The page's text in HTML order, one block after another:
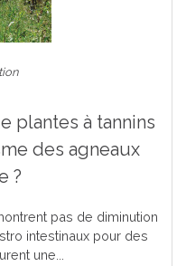
plantes à tannins
des agneaux
?
pas de diminution
intestinaux pour des
une...